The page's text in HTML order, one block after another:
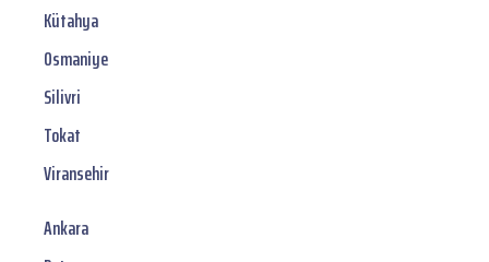
Kütahya
Osmaniye
Silivri
Tokat
Viransehir
Ankara